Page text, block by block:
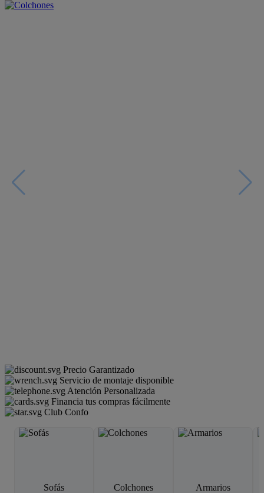
Precio Garantizado
Servicio de montaje disponible
Atención Personalizada
Financia tus compras fácilmente
Club Confo
Sofás Colchones Armarios